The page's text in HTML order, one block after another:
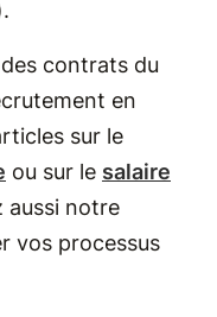
contrats du
en
sur le
ou sur le salaire
aussi notre
vos processus